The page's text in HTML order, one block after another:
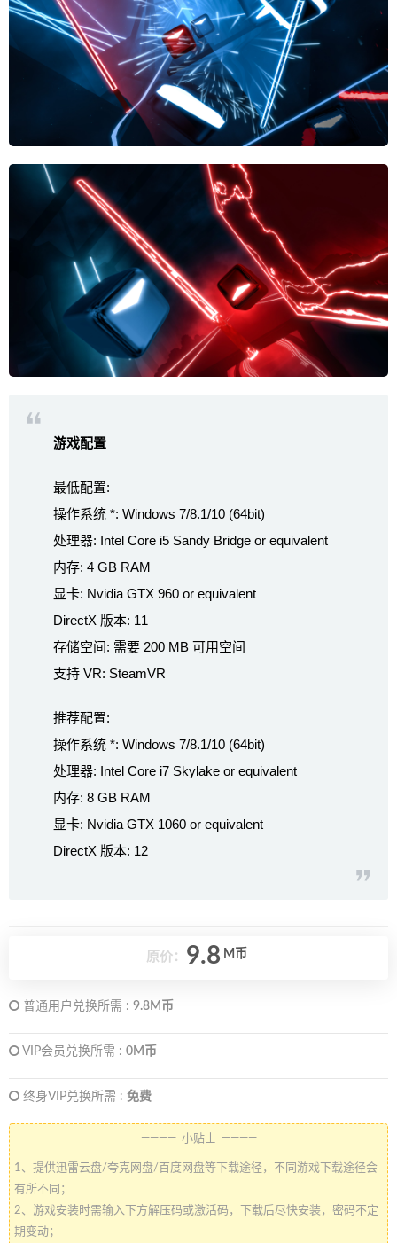
游戏配置
最低配置:
操作系统 *: Windows 7/8.1/10 (64bit)
处理器: Intel Core i5 Sandy Bridge or equivalent
内存: 4 GB RAM
显卡: Nvidia GTX 960 or equivalent
DirectX 版本: 11
存储空间: 需要 200 MB 可用空间
支持 VR: SteamVR
推荐配置:
操作系统 *: Windows 7/8.1/10 (64bit)
处理器: Intel Core i7 Skylake or equivalent
内存: 8 GB RAM
显卡: Nvidia GTX 1060 or equivalent
DirectX 版本: 12
原价： 9.8 M币
普通用户兑换所需 : 9.8M币
VIP会员兑换所需 : 0M币
终身VIP兑换所需 : 免费
———— 小贴士 ————
1、提供迅雷云盘/夸克网盘/百度网盘等下载途径，不同游戏下载途径会
有所不同；
2、游戏安装时需输入下方解压码或激活码，下载后尽快安装，密码不定
期变动；